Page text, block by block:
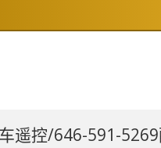
遥控/646-591-